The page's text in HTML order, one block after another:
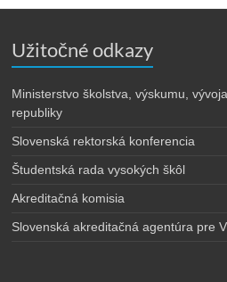
Užitočné odkazy
Ministerstvo školstva, výskumu,
republiky
Slovenská rektorská konferencia
Študentská rada vysokých škôl
Akreditačná komisia
Slovenská akreditačná agentúra pre